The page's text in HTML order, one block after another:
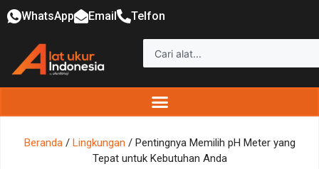
WhatsApp Email Telfon
Beranda/ Lingkungan / Pentingnya Memilih pH Meter yang
Tepat untuk Kebutuhan Anda